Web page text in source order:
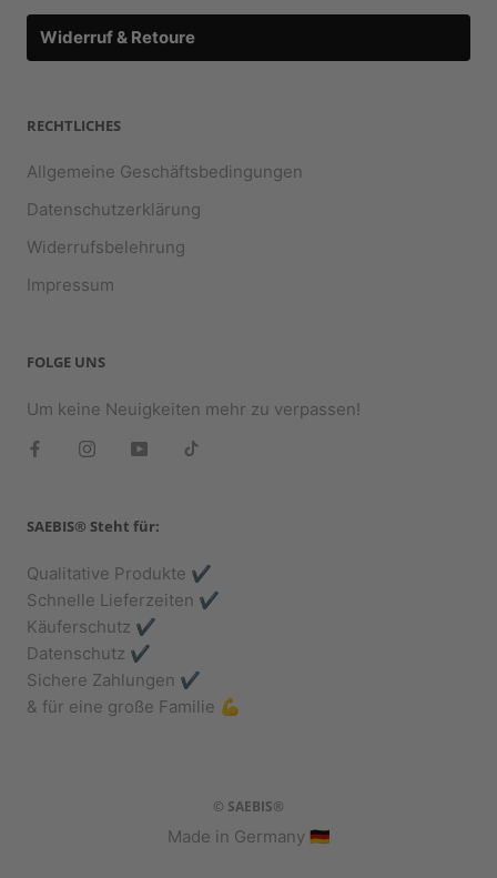
Widerruf & Retoure
RECHTLICHES
Allgemeine Geschäftsbedingungen
Datenschutzerklärung
Widerrufsbelehrung
Impressum
FOLGE UNS
Um keine Neuigkeiten mehr zu verpassen!
SAEBIS® Steht für:
Qualitative Produkte ✔️
Schnelle Lieferzeiten ✔️
Käuferschutz ✔️
Datenschutz ✔️
Sichere Zahlungen ✔️
& für eine große Familie 💪
© SAEBIS®
Made in Germany 🇩🇪